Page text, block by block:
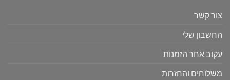
צור קשר
החשבון שלי
עקוב אחר הזמנות
משלוחים והחזרות